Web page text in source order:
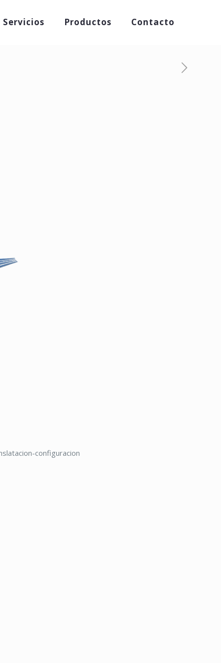
Servicios Productos Contacto